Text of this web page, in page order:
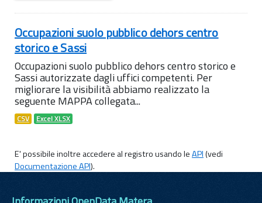
Occupazioni suolo pubblico dehors centro
storico e Sassi
Occupazioni suolo pubblico dehors centro storico e
Sassi autorizzate dagli uffici competenti. Per
migliorare la visibilità abbiamo realizzato la
seguente MAPPA collegata...
CSV Excel XLSX
E' possibile inoltre accedere al registro usando leAPI(vedi
Documentazione API).